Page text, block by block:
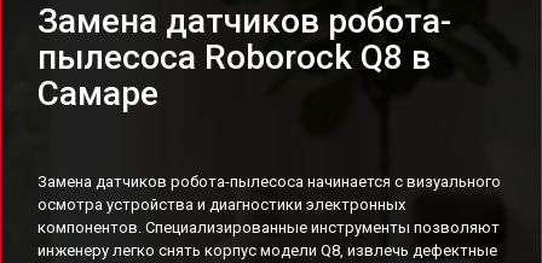
Замена датчиков робота-
пылесоса Roborock Q8 в
Самаре
Замена датчиков робота-пылесоса начинается с визуального
осмотра устройства и диагностики электронных
компонентов. Специализированные инструменты позволяют
инженеру легко снять корпус модели Q8, извлечь дефектные